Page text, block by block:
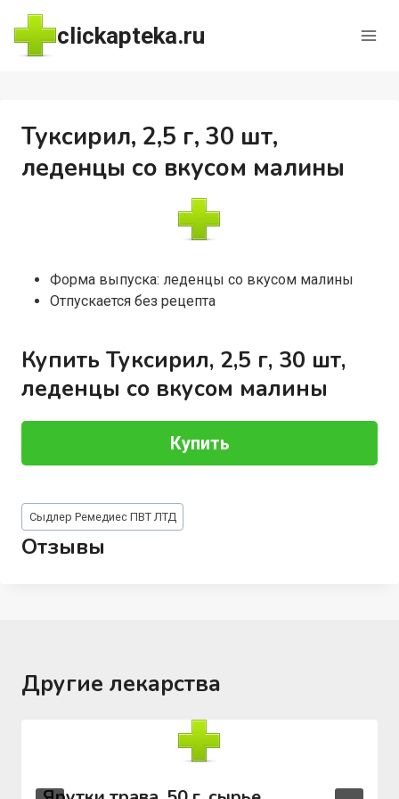
Перейти
содержимому
clickapteka.ru
Туксирил, 2,5 г, 30 шт,
леденцы со вкусом малины
Форма выпуска: леденцы со вкусом малины
Отпускается без рецепта
Купить Туксирил, 2,5 г, 30 шт,
леденцы со вкусом малины
Купить
Метки
записи:
Сыдлер Ремедиес ПВТ ЛТД
Отзывы
Другие лекарства